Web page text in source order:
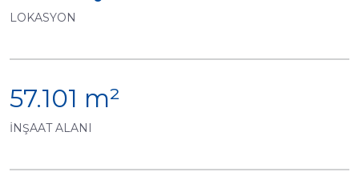
LOKASYON
57.101 m²
İNŞAAT ALANI